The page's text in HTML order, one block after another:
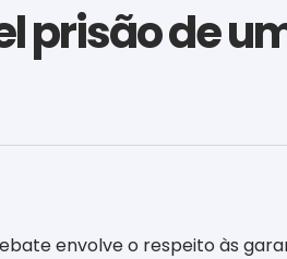
prisão de
envolve o respeito às